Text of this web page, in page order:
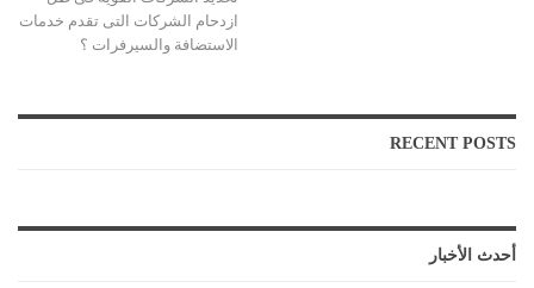
ازدحام الشركات التى تقدم خدمات
الاستضافة والسيرفرات ؟
RECENT POSTS
أحدث الأخبار